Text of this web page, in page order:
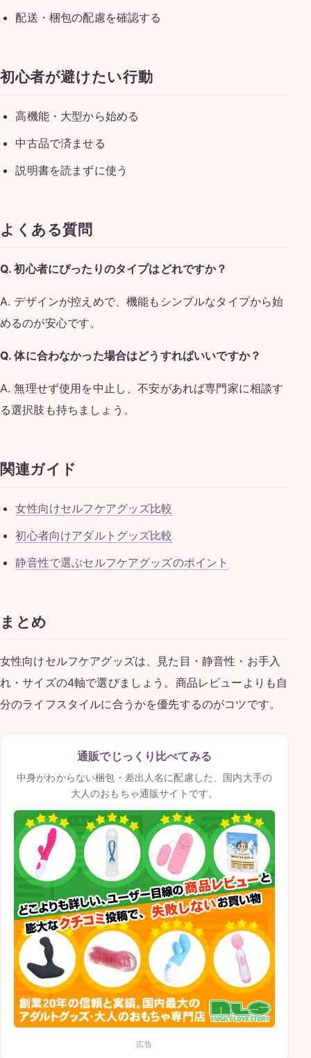
配送・梱包の配慮を確認する
初心者が避けたい行動
高機能・大型から始める
中古品で済ませる
説明書を読まずに使う
よくある質問
Q. 初心者にぴったりのタイプはどれですか？
A. デザインが控えめで、機能もシンプルなタイプから始
めるのが安心です。
Q. 体に合わなかった場合はどうすればいいですか？
A. 無理せず使用を中止し、不安があれば専門家に相談す
る選択肢も持ちましょう。
関連ガイド
女性向けセルフケアグッズ比較
初心者向けアダルトグッズ比較
静音性で選ぶセルフケアグッズのポイント
まとめ
女性向けセルフケアグッズは、見た目・静音性・お手入
れ・サイズの4軸で選びましょう。商品レビューよりも自
分のライフスタイルに合うかを優先するのがコツです。
通販でじっくり比べてみる
中身がわからない梱包・差出人名に配慮した、国内大手の
大人のおもちゃ通販サイトです。
広告